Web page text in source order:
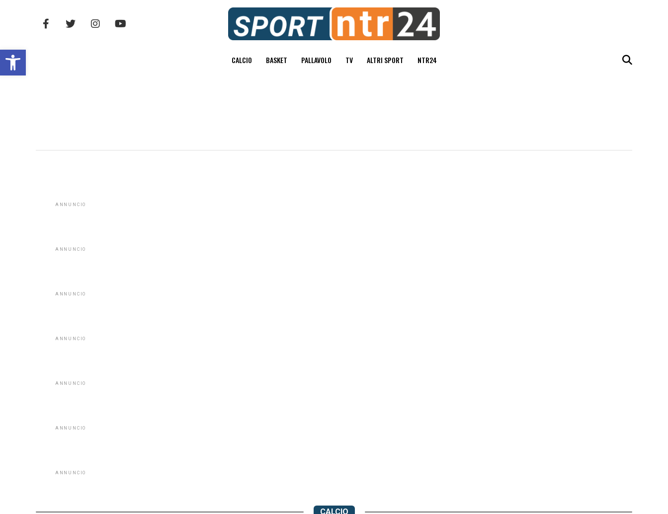
Open toolbar CALCIO BASKET PALLAVOLO TV ALTRI SPORT NTR24
ANNUNCIO
ANNUNCIO
ANNUNCIO
ANNUNCIO
ANNUNCIO
ANNUNCIO
ANNUNCIO
CALCIO